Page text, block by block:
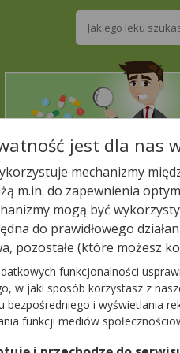
Wpisz nazwę leku
2. Znajdź potrzebny lek
aptece!
18:00)
−
jest dla nas
mechanizmy
m.in. do zapewnienia
mogą być
do prawidłowego
pozostałe (które możesz
funkcjonalności
w jaki sposób korzystasz z
bezpośredniego i wyświetlania
funkcji mediów